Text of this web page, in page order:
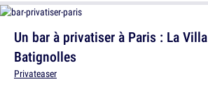
Un bar à privatiser à Paris : La Villa
Batignolles
Privateaser